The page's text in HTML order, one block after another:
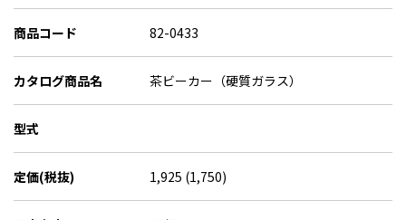
商品コード 82-0433
カタログ商品名 茶ビーカー（硬質ガラス）
型式
定価(税抜) 1,925 (1,750)